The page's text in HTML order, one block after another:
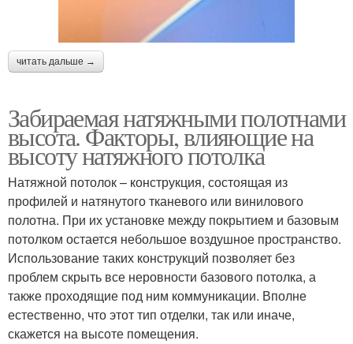
читать дальше →
Забираемая натяжными полотнами
высота. Факторы, влияющие на
высоту натяжного потолка
Натяжной потолок – конструкция, состоящая из
профилей и натянутого тканевого или винилового
полотна. При их установке между покрытием и базовым
потолком остается небольшое воздушное пространство.
Использование таких конструкций позволяет без
проблем скрыть все неровности базового потолка, а
также проходящие под ним коммуникации. Вполне
естественно, что этот тип отделки, так или иначе,
скажется на высоте помещения.